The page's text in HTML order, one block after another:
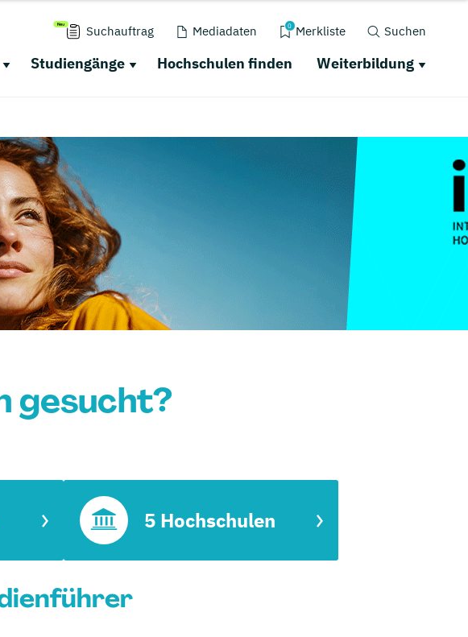
Suchauftrag Mediadaten 0 Merkliste Suchen
Studiengänge Hochschulen finden Weiterbildung
gesucht?
5 Hochschulen